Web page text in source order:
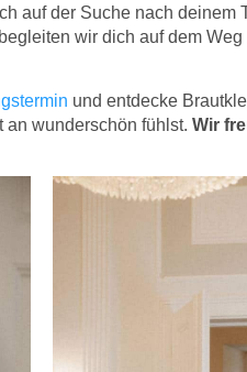
auf der Suche nach
wir dich auf dem
und entdecke
an wunderschön fühlst. Wir